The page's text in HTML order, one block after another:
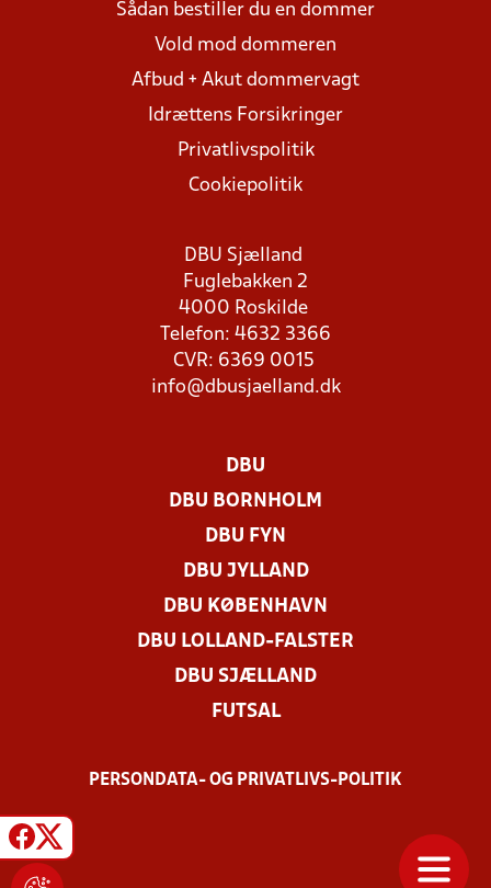
Sådan bestiller du en dommer
Vold mod dommeren
Afbud + Akut dommervagt
Idrættens Forsikringer
Privatlivspolitik
Cookiepolitik
DBU Sjælland
Fuglebakken 2
4000 Roskilde
Telefon: 4632 3366
CVR: 6369 0015
info@dbusjaelland.dk
DBU
DBU BORNHOLM
DBU FYN
DBU JYLLAND
DBU KØBENHAVN
DBU LOLLAND-FALSTER
DBU SJÆLLAND
FUTSAL
PERSONDATA- OG PRIVATLIVS-POLITIK